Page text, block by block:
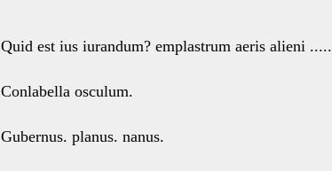
Quid est ius iurandum? emplastrum aeris alieni .....
Conlabella osculum.
Gubernus. planus. nanus.